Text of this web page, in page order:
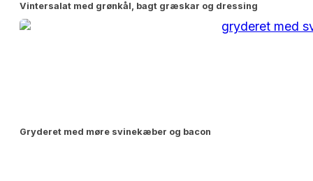
Vintersalat med grønkål, bagt græskar og dressing
Gryderet med møre svinekæber og bacon